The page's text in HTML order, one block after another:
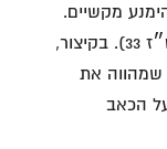
מקשיים.
ישוע אמר: “בָּעוֹלָם — צָרָה לָכֶם” (יוחנן ט״ז 33). בקיצור,
את
הכאב